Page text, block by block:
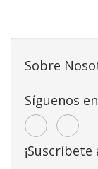
Sobre
Síguenos